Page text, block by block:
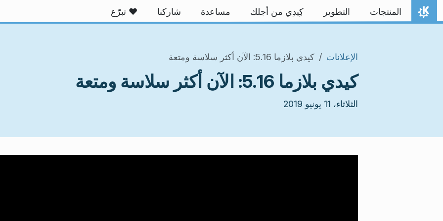
تخط المحتوى
الصفحة الرئيسة
المنتجات التطوير كِيدِي من أجلك مساعدة شاركنا ❤ تبرّع
الإعلانات كيدي بلازما 5.16: الآن أكثر سلاسة ومتعة
كيدي بلازما 5.16: الآن أكثر سلاسة ومتعة
الثلاثاء، 11 يونيو 2019